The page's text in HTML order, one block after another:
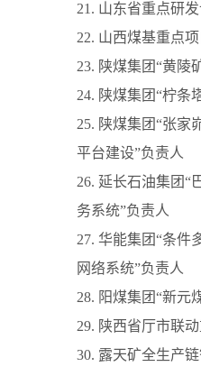
21. 山东省重点研
22. 山西煤基重点
23. 陕煤集团“黄陵
24. 陕煤集团“柠条
25. 陕煤集团“张家
平台建设”负责人
26. 延长石油集团“
务系统”负责人
27. 华能集团“条件
网络系统”负责人
28. 阳煤集团“新元
29. 陕西省厅市联
30. 露天矿全生产